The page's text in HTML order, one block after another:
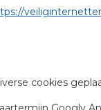
cookies